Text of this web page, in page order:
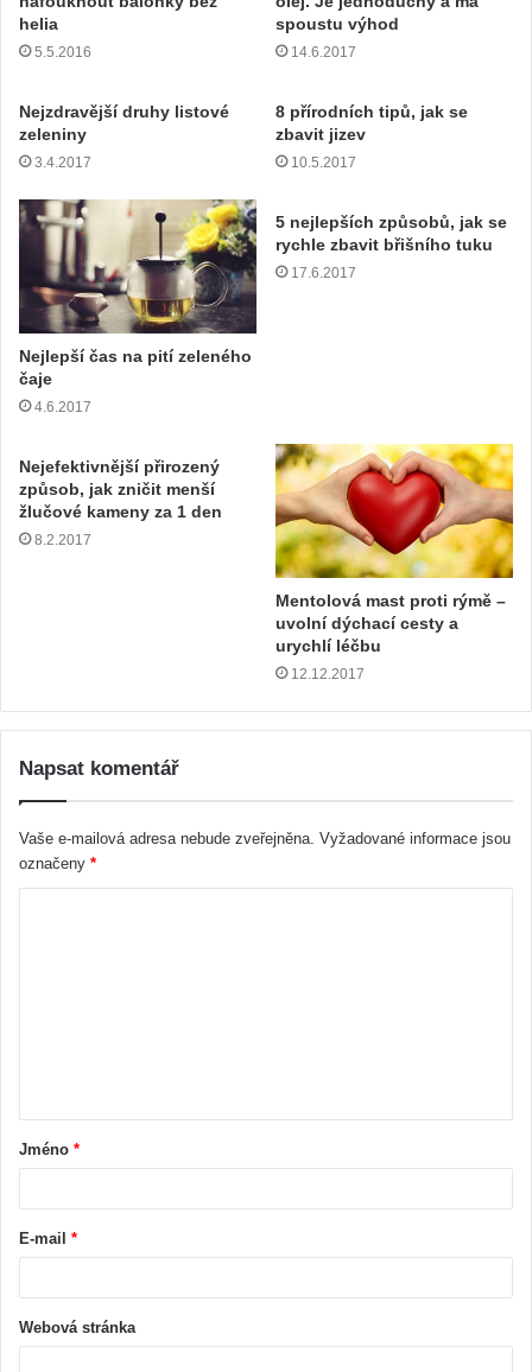
a
i
l
v
o
u
d
r
u
helia
5.5.2016
spoustu výhod
14.6.2017
Nejzdravější druhy listové
zeleniny
3.4.2017
8 přírodních tipů, jak se
zbavit jizev
10.5.2017
Nejlepší čas na pití zeleného
čaje
4.6.2017
5 nejlepších způsobů, jak se
rychle zbavit břišního tuku
17.6.2017
Nejefektivnější přirozený
způsob, jak zničit menší
žlučové kameny za 1 den
8.2.2017
Mentolová mast proti rýmě –
uvolní dýchací cesty a
urychlí léčbu
12.12.2017
Napsat komentář
Vaše e-mailová adresa nebude zveřejněna. Vyžadované informace jsou
označeny *
Jméno *
E-mail *
Webová stránka